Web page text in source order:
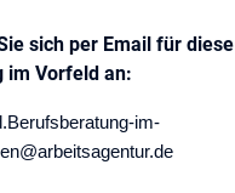
sich per Email für diese
im Vorfeld an:
im-